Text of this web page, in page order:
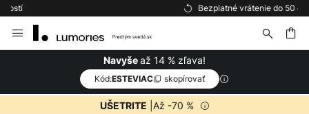
Bezplatné vrátenie do 50 dní
to
Navyšeaž 14 % zľava!
Kód:ESTEVIAC skopírovať
UŠETRITE |Až -70 %